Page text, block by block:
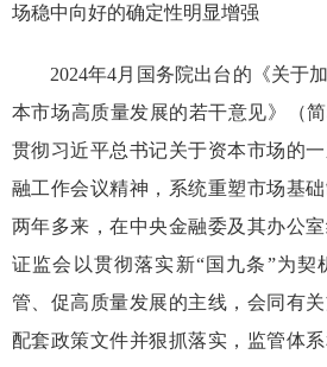
场稳中向好的确定性明显增强
2024年4月国务院出台的《关于
本市场高质量发展的若干意见》（
贯彻习近平总书记关于资本市场的
融工作会议精神， 系统重塑市场基
两年多来，在中央金融委及其办公
证监会以贯彻落实新“国九条”为契
管、促高质量发展的主线，会同有
配套政策文件并狠抓落实，监管体